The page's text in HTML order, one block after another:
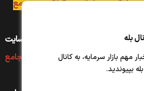
بله
مهم بازار سرمایه، به کانال
بپیوندید.
شرکت و سامانه‌ی برگزارکننده مجمع
جامعی از فیلم مجامع را در سایت
جهت مشاهده به صفحه
فیلم مجامع